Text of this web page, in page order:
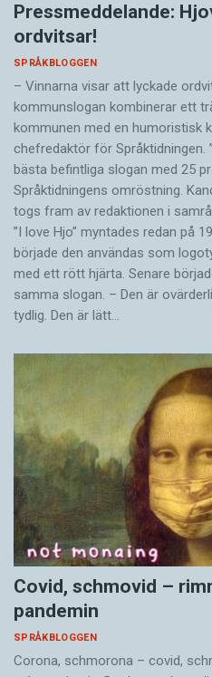
Pressmeddelande:
ordvitsar!
SPRÅKBLOGGEN
– Vinnarna visar att lyckade
kommunslogan kombinerar ett
kommunen med en humoristisk
chefredaktör för Språktidningen.
bästa befintliga slogan med 25
Språktidningens omröstning.
togs fram av redaktionen i
”I love Hjo” myntades redan på
började den användas som
med ett rött hjärta. Senare
samma slogan. – Den är
tydlig. Den är lätt…
Covid, schmovid –
pandemin
SPRÅKBLOGGEN
Corona, schmorona – covid,